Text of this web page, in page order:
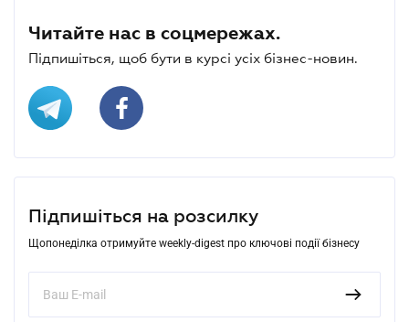
Читайте нас в соцмережах.
Підпишіться, щоб бути в курсі усіх бізнес-новин.
Підпишіться на розсилку
Щопонеділка отримуйте weekly-digest про ключові події бізнесу